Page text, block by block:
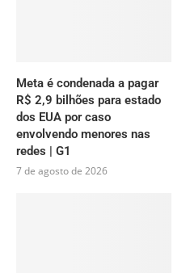
Meta é condenada a pagar
R$ 2,9 bilhões para estado
dos EUA por caso
envolvendo menores nas
redes | G1
7 de agosto de 2026